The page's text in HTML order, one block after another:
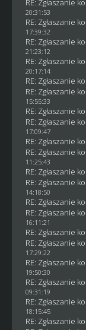
RE: Zgłaszanie
20:31:53
RE: Zgłaszanie
17:39:32
RE: Zgłaszanie
21:23:12
RE: Zgłaszanie
20:17:14
RE: Zgłaszanie
RE: Zgłaszanie
15:55:33
RE: Zgłaszanie
RE: Zgłaszanie
17:09:47
RE: Zgłaszanie
RE: Zgłaszanie
11:25:43
RE: Zgłaszanie
RE: Zgłaszanie
14:18:50
RE: Zgłaszanie
RE: Zgłaszanie
16:11:21
RE: Zgłaszanie
RE: Zgłaszanie
17:29:22
RE: Zgłaszanie
19:50:30
RE: Zgłaszanie
09:31:19
RE: Zgłaszanie
18:15:45
RE: Zgłaszanie